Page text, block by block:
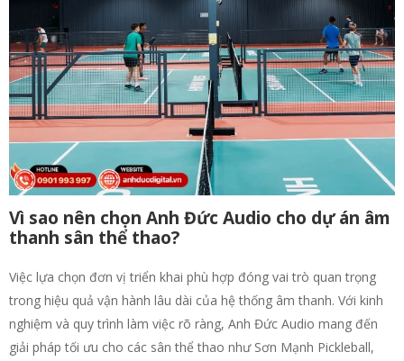
Vì sao nên chọn Anh Đức Audio cho dự án âm
thanh sân thể thao?
Việc lựa chọn đơn vị triển khai phù hợp đóng vai trò quan trọng
trong hiệu quả vận hành lâu dài của hệ thống âm thanh. Với kinh
nghiệm và quy trình làm việc rõ ràng, Anh Đức Audio mang đến
giải pháp tối ưu cho các sân thể thao như Sơn Mạnh Pickleball,